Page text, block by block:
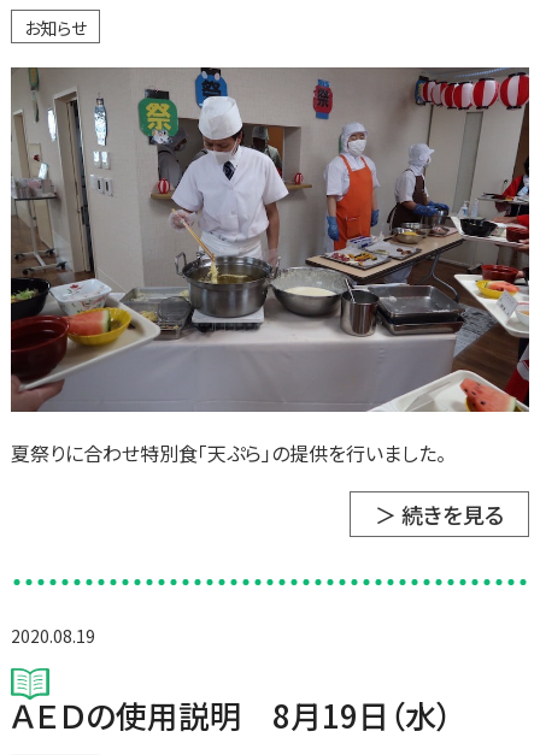
お知らせ
夏祭りに合わせ特別食「天ぷら」の提供を行いました。
＞ 続きを見る
2020.08.19
ＡＥＤの使用説明 8月19日（水）